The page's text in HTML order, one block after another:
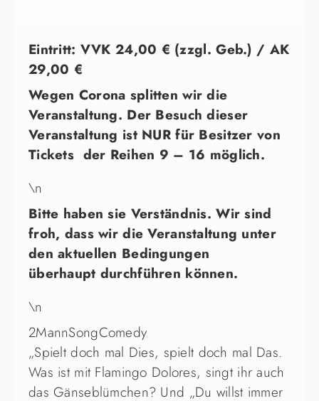
Eintritt: VVK 24,00 € (zzgl. Geb.) / AK
29,00 €
Wegen Corona splitten wir die
Veranstaltung. Der Besuch dieser
Veranstaltung ist NUR für Besitzer von
Tickets der Reihen 9 – 16 möglich.
\n
Bitte haben sie Verständnis. Wir sind
froh, dass wir die Veranstaltung unter
den aktuellen Bedingungen
überhaupt durchführen können.
\n
2MannSongComedy
„Spielt doch mal Dies, spielt doch mal Das.
Was ist mit Flamingo Dolores, singt ihr auch
das Gänseblümchen? Und „Du willst immer